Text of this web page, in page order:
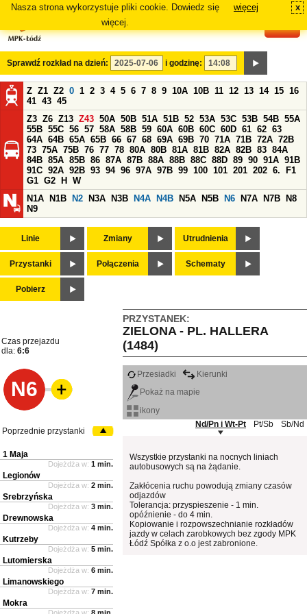
Nasza strona wykorzystuje pliki cookie. Dowiedz się
więcej.
więcej x
Sprawdź rozkład na dzień: i godzinę:
Z Z1 Z2 0 1 2 3 4 5 6 7 8 9 10A 10B 11 12 13 14 15 16
41 43 45
Z3 Z6 Z13 Z43 50A 50B 51A 51B 52 53A 53C 53B 54B 55A
55B 55C 56 57 58A 58B 59 60A 60B 60C 60D 61 62 63
64A 64B 65A 65B 66 67 68 69A 69B 70 71A 71B 72A 72B
73 75A 75B 76 77 78 80A 80B 81A 81B 82A 82B 83 84A
84B 85A 85B 86 87A 87B 88A 88B 88C 88D 89 90 91A 91B
91C 92A 92B 93 94 96 97A 97B 99 100 101 201 202 6.
F1
G1 G2 H
W
N1A
N1B N2 N3A N3B N4A N4B N5A N5B N6 N7A N7B
N8
N9
Linie Zmiany Utrudnienia
Przystanki Połączenia Schematy
Pobierz
PRZYSTANEK:
ZIELONA - PL. HALLERA
(1484)
Czas przejazdu
dla: 6:6
N6
Przesiadki
Kierunki
Pokaż na mapie
ikony
Nd/Pn i Wt-Pt
Pt/Sb Sb/Nd
Wszystkie przystanki na nocnych liniach
autobusowych są na żądanie.
Zakłócenia ruchu powodują zmiany czasów
odjazdów
Tolerancja: przyspieszenie - 1 min.
opóźnienie - do 4 min.
Kopiowanie i rozpowszechnianie rozkładów
jazdy w celach zarobkowych bez zgody MPK
Łódź Spółka z o.o jest zabronione.
Poprzednie przystanki
1 Maja
Dojeżdża w: 1 min.
Legionów
Dojeżdża w: 2 min.
Srebrzyńska
Dojeżdża w: 3 min.
Drewnowska
Dojeżdża w: 4 min.
Kutrzeby
Dojeżdża w: 5 min.
Lutomierska
Dojeżdża w: 6 min.
Limanowskiego
Dojeżdża w: 7 min.
Mokra